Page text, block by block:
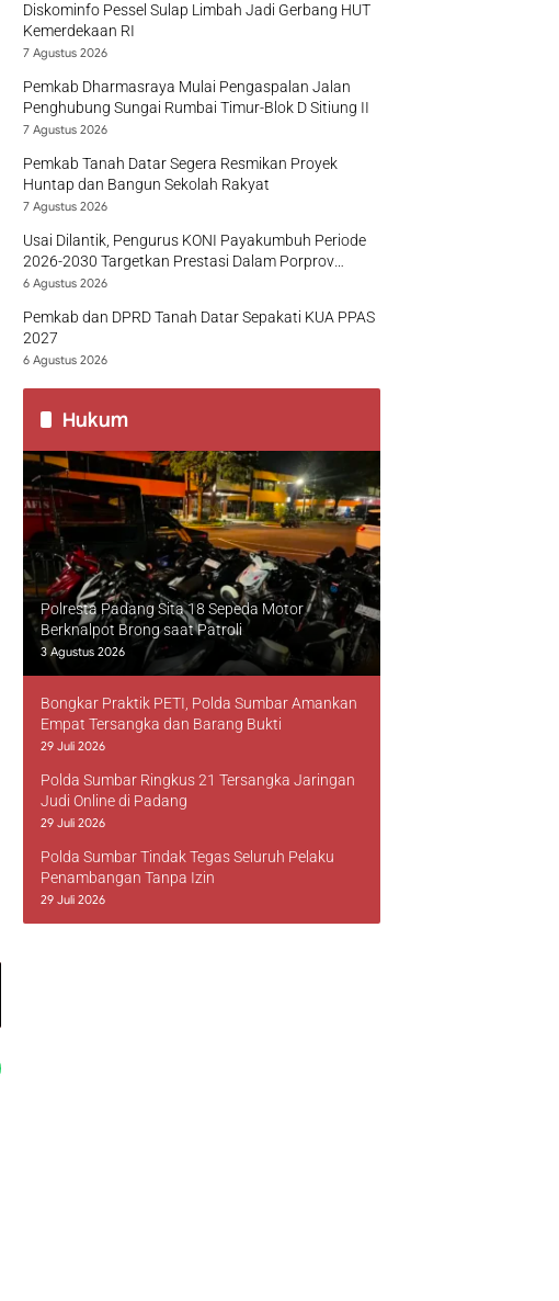
Diskominfo Pessel Sulap Limbah Jadi Gerbang HUT
Kemerdekaan RI
7 Agustus 2026
Pemkab Dharmasraya Mulai Pengaspalan Jalan
Penghubung Sungai Rumbai Timur-Blok D Sitiung II
7 Agustus 2026
Pemkab Tanah Datar Segera Resmikan Proyek
Huntap dan Bangun Sekolah Rakyat
7 Agustus 2026
Usai Dilantik, Pengurus KONI Payakumbuh Periode
2026-2030 Targetkan Prestasi Dalam Porprov
Sumbar
6 Agustus 2026
Pemkab dan DPRD Tanah Datar Sepakati KUA PPAS
2027
6 Agustus 2026
Hukum
Polresta Padang Sita 18 Sepeda Motor
Berknalpot Brong saat Patroli
3 Agustus 2026
Bongkar Praktik PETI, Polda Sumbar Amankan
Empat Tersangka dan Barang Bukti
29 Juli 2026
Polda Sumbar Ringkus 21 Tersangka Jaringan
Judi Online di Padang
29 Juli 2026
Polda Sumbar Tindak Tegas Seluruh Pelaku
Penambangan Tanpa Izin
29 Juli 2026